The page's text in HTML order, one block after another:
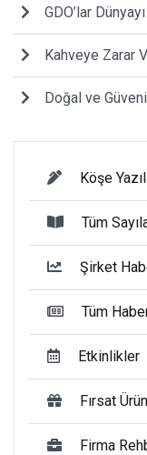
GDO’lar
Kahveye Zarar
Doğal ve
Köşe
Tüm
Şirket
Tüm
Etkinlikler
Fırsat
Firma